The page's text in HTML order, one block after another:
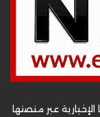
عبر منصتها